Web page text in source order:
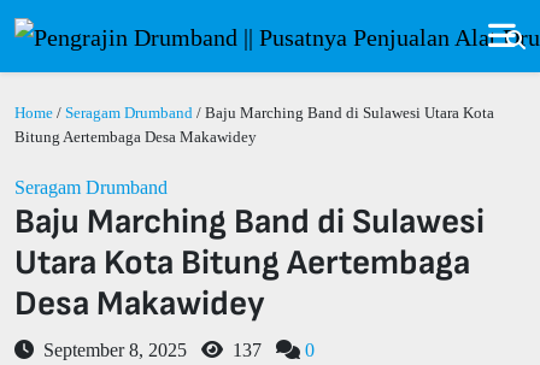
Home / Seragam Drumband / Baju Marching Band di Sulawesi Utara Kota
Bitung Aertembaga Desa Makawidey
Seragam Drumband
Baju Marching Band di Sulawesi
Utara Kota Bitung Aertembaga
Desa Makawidey
September 8, 2025 137 0